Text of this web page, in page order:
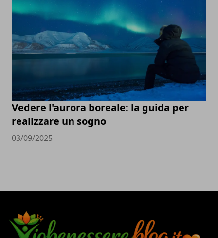
Vedere l'aurora boreale: la guida per
realizzare un sogno
03/09/2025